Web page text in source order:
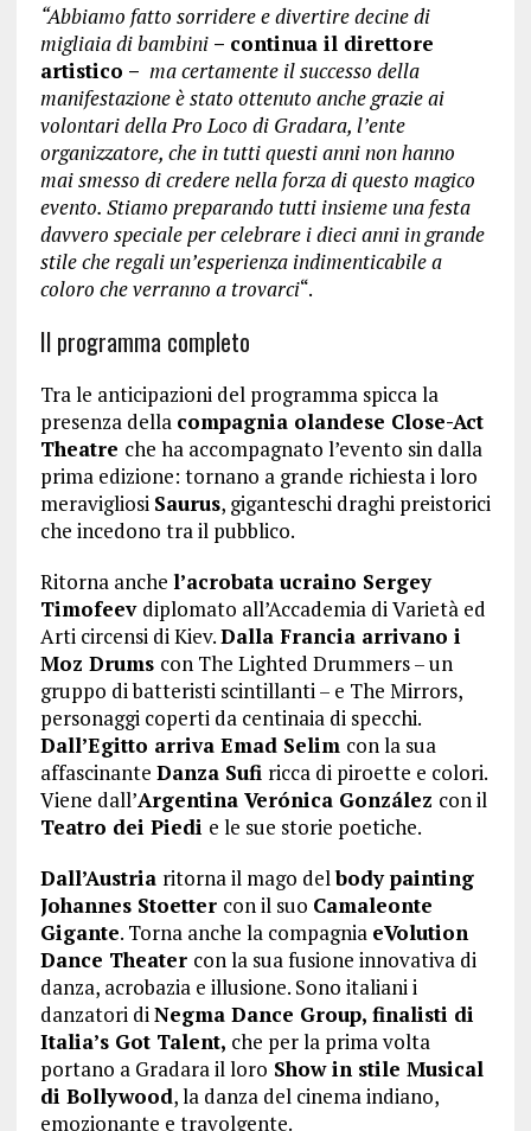
“Abbiamo fatto sorridere e divertire decine di
migliaia di bambini – continua il direttore
artistico – ma certamente il successo della
manifestazione è stato ottenuto anche grazie ai
volontari della Pro Loco di Gradara, l’ente
organizzatore, che in tutti questi anni non hanno
mai smesso di credere nella forza di questo magico
evento. Stiamo preparando tutti insieme una festa
davvero speciale per celebrare i dieci anni in grande
stile che regali un’esperienza indimenticabile a
coloro che verranno a trovarci“.
Il programma completo
Tra le anticipazioni del programma spicca la
presenza della compagnia olandese Close-Act
Theatre che ha accompagnato l’evento sin dalla
prima edizione: tornano a grande richiesta i loro
meravigliosi Saurus, giganteschi draghi preistorici
che incedono tra il pubblico.
Ritorna anche l’acrobata ucraino Sergey
Timofeev diplomato all’Accademia di Varietà ed
Arti circensi di Kiev.Dalla Francia arrivano i
Moz Drums con The Lighted Drummers – un
gruppo di batteristi scintillanti – e The Mirrors,
personaggi coperti da centinaia di specchi.
Dall’Egitto arriva Emad Selim con la sua
affascinante Danza Sufi ricca di piroette e colori.
Viene dall’Argentina Verónica González con il
Teatro dei Piedi e le sue storie poetiche.
Dall’Austria ritorna il mago delbody painting
Johannes Stoetter con il suo Camaleonte
Gigante. Torna anche la compagnia eVolution
Dance Theater con la sua fusione innovativa di
danza, acrobazia e illusione. Sono italiani i
danzatori di Negma Dance Group, finalisti di
Italia’s Got Talent, che per la prima volta
portano a Gradara il loro Show in stile Musical
di Bollywood, la danza del cinema indiano,
emozionante e travolgente.